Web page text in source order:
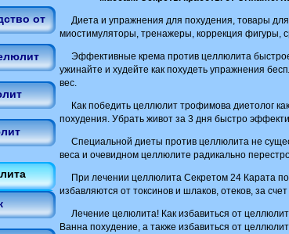
от
Диета и упражнения для похудения, товары
миостимуляторы, тренажеры, коррекция фигуры,
Эффективные крема против целлюлита
ужинайте и худейте как похудеть упражнения
вес.
Как победить целлюлит трофимова диетолог
похудения. Убрать живот за 3 дня быстро
Специальной диеты против целлюлита не
веса и очевидном целлюлите радикально
При лечении целлюлита Секретом 24 Карата
избавляются от токсинов и шлаков, отеков, за
Лечение целюлита! Как избавиться от
Ванна похудение, а также избавиться от